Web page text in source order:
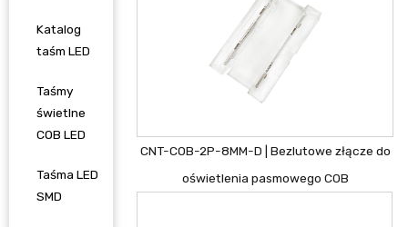
Katalog
taśm LED
Taśmy
świetlne
COB LED
Taśma LED
SMD
CNT-COB-2P-8MM-D | Bezlutowe złącze do
oświetlenia pasmowego COB